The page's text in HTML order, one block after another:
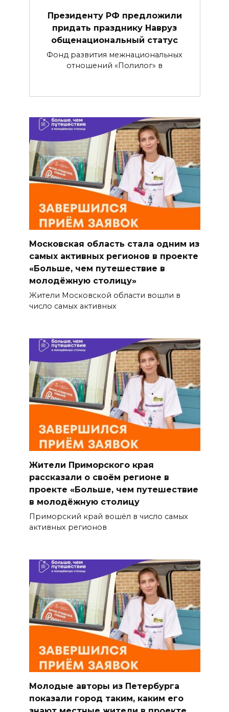
Президенту РФ предложили
придать празднику Навруз
общенациональный статус
Фонд развития межнациональных
отношений «Полилог» в
Московская область стала одним из
самых активных регионов в проекте
«Больше, чем путешествие в
молодёжную столицу»
Жители Московской области вошли в
число самых активных
Жители Приморского края
рассказали о своём регионе в
проекте «Больше, чем путешествие
в молодёжную столицу
Приморский край вошёл в число самых
активных регионов
Молодые авторы из Петербурга
показали город таким, каким его